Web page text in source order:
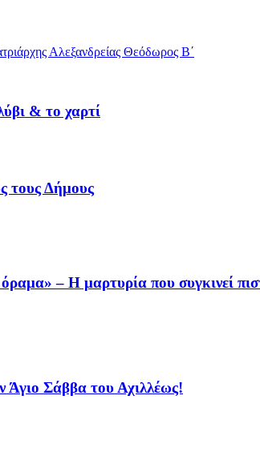
Αλεξανδρείας Θεόδωρος Β΄
& το χαρτί
τους Δήμους
– Η μαρτυρία που συγκινεί
Άγιο Σάββα του Αχιλλέως!